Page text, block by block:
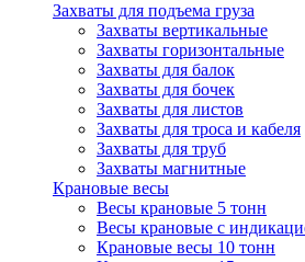
Захваты для подъема груза
Захваты вертикальные
Захваты горизонтальные
Захваты для балок
Захваты для бочек
Захваты для листов
Захваты для троса и кабеля
Захваты для труб
Захваты магнитные
Крановые весы
Весы крановые 5 тонн
Весы крановые с
Крановые весы 10 тонн